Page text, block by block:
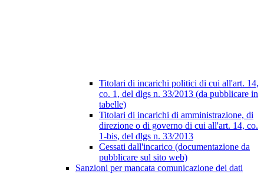
Titolari di incarichi politici di cui all'art. 14,
co. 1, del dlgs n. 33/2013 (da pubblicare in
tabelle)
Titolari di incarichi di amministrazione, di
direzione o di governo di cui all'art. 14, co.
1-bis, del dlgs n. 33/2013
Cessati dall'incarico (documentazione da
pubblicare sul sito web)
Sanzioni per mancata comunicazione dei dati